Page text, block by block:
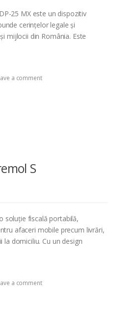
25 MX este un dispozitiv
cerințelor legale și
mijlocii din România. Este
a comment
S
soluție fiscală portabilă,
afaceri mobile precum livrări,
domiciliu. Cu un design
a comment